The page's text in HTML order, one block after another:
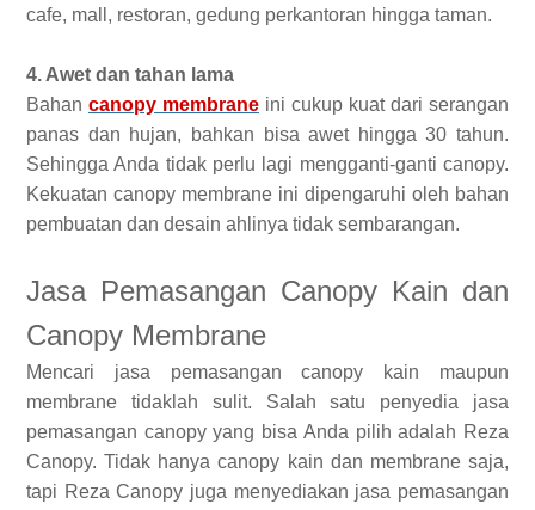
cafe, mall, restoran, gedung perkantoran hingga taman.
4. Awet dan tahan lama
Bahan canopy membrane ini cukup kuat dari serangan
panas dan hujan, bahkan bisa awet hingga 30 tahun.
Sehingga Anda tidak perlu lagi mengganti-ganti canopy.
Kekuatan canopy membrane ini dipengaruhi oleh bahan
pembuatan dan desain ahlinya tidak sembarangan.
Jasa Pemasangan Canopy Kain dan
Canopy Membrane
Mencari jasa pemasangan canopy kain maupun
membrane tidaklah sulit. Salah satu penyedia jasa
pemasangan canopy yang bisa Anda pilih adalah Reza
Canopy. Tidak hanya canopy kain dan membrane saja,
tapi Reza Canopy juga menyediakan jasa pemasangan